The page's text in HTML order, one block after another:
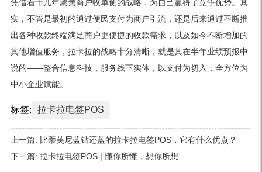
凭借着十几年聚焦商户收单侧的战略，为自己赢得了竞争优势。其
实，不管是最初的通过便民支付为商户引流，还是后来通过不断推
出各种收款终端满足商户更便捷的收款需求，以及如今不断增加的
其他增值服务，拉卡拉的战略十分清晰，就是其在半年业绩预报中
说的——整合信息科技，服务线下实体，以支付为切入，全方位为
中小企业赋能。
标签: 拉卡拉电签POS
上一篇: 比蒂芙尼蓝钻还蓝的拉卡拉电签POS，它有什么优点？
下一篇: 拉卡拉电签POS | 懂你所懂，想你所想